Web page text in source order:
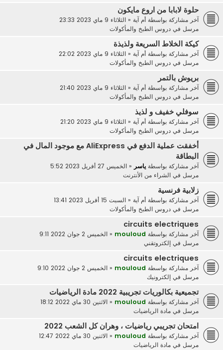
حلوة لابابا من اروع مايكون
آخر مشاركة بواسطة أم آية« الثلاثاء 9 ماي 2023 23:33
مرسل في دروس الطبخ والمأكولات
كيكة الخلاط السريعة ولذيذة
آخر مشاركة بواسطة أم آية« الثلاثاء 9 ماي 2023 22:02
مرسل في دروس الطبخ والمأكولات
بريوش بالتمر
آخر مشاركة بواسطة أم آية« الثلاثاء 9 ماي 2023 21:40
مرسل في دروس الطبخ والمأكولات
سوفلي خفيف و لذيذ
آخر مشاركة بواسطة أم آية« الثلاثاء 9 ماي 2023 21:20
مرسل في دروس الطبخ والمأكولات
أخفقت عملية الدفع في AliExpress مع موجود المال في
البطاقة
آخر مشاركة بواسطة ياسر« الخميس 27 أفريل 2023 5:52
مرسل في الشراء من الأنترنت
زلابية فرنسية
آخر مشاركة بواسطة أم آية« السبت 15 أفريل 2023 13:41
مرسل في دروس الطبخ والمأكولات
circuits electriques
آخر مشاركة بواسطة mouloud
« الخميس 2 جوان 2022 9:11
مرسل في إلكتروتقني
circuits electriques
آخر مشاركة بواسطة mouloud
« الخميس 2 جوان 2022 9:10
مرسل في إلكترونيك
تجميعية بكالوريات تجريبية 2022 مادة الرياضيات
آخر مشاركة بواسطة mouloud
« الاثنين 30 ماي 2022 18:12
مرسل في مادة الرياضيات
امتحان تجريبي رياضيات ، وهران كل الشعب 2022
آخر مشاركة بواسطة mouloud
« الاثنين 30 ماي 2022 12:47
مرسل في مادة الرياضيات